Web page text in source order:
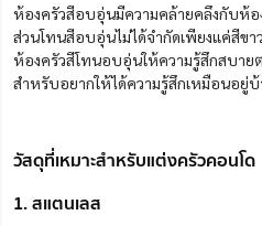
ห้องครัวสีอบอุ่นมีความคล้ายคลึงกับห้อ
ส่วนโทนสีอบอุ่นไม่ได้จำกัดเพียงแค่สีขา
ห้องครัวสีโทนอบอุ่นให้ความรู้สึกสบาย
สำหรับอยากให้ได้ความรู้สึกเหมือนอยู่
วัสดุที่เหมาะสำหรับแต่งครัวคอนโด
1. สแตนเลส